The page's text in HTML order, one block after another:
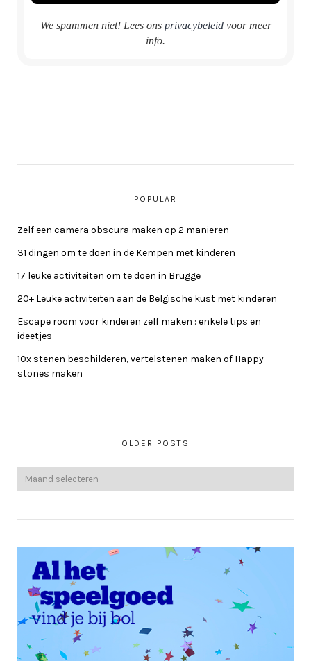
We spammen niet! Lees ons privacybeleidvoor meer
info.
POPULAR
Zelf een camera obscura maken op 2 manieren
31 dingen om te doen in de Kempen met kinderen
17 leuke activiteiten om te doen in Brugge
20+ Leuke activiteiten aan de Belgische kust met kinderen
Escape room voor kinderen zelf maken : enkele tips en
ideetjes
10x stenen beschilderen, vertelstenen maken of Happy
stones maken
OLDER POSTS